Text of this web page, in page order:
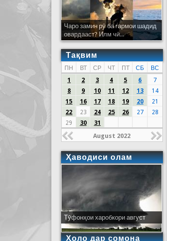
Чаро замин рӯ ба гармои шадид
овардааст? Илм чӣ...
Тақвим
ПН ВТ СР ЧТ ПТ СБ
ВС
1
2 3 4 5 6
7
8
9 10 11 12 13
14
15
16 17 18 19 20
21
22
23 24 25 26 27
28
29
30 31
August 2022
Ҳаводиси олам
Тӯфонҳои харобкори август
Ҳоло дар сомона